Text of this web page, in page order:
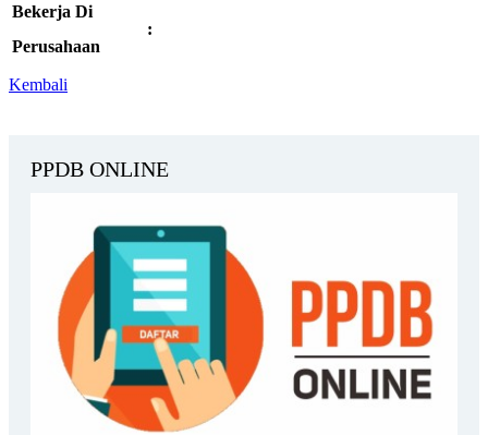
Bekerja Di
Perusahaan
:
Kembali
PPDB ONLINE